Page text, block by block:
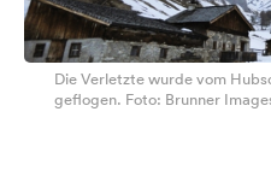
Die Verletzte wurde vom
geflogen. Foto: Brunner